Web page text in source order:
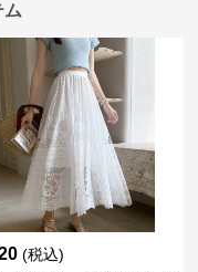
ム
(税込)